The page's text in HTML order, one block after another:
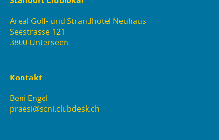
Areal Golf- und Strandhotel Neuhaus
Seestrasse 121
3800 Unterseen
Kontakt
Beni Engel
praesi@scni.clubdesk.ch